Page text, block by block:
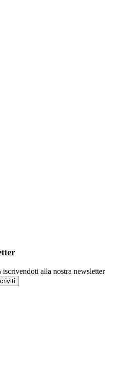
alla nostra newsletter